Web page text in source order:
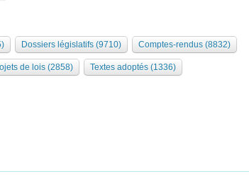
Dossiers législatifs (9710) Comptes-rendus (8832)
de lois (2858) Textes adoptés (1336)